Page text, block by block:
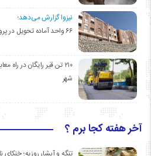
نیزوا گزارش می‌دهد؛
۶۶ واحد آماده تحویل در پروژه۱۳۸ واحدی مهدیشهر
۲۱۰ تن قیر رایگان در
شهر
آخر هفته کجا برم ؟
تنگه و آبشار روزیه؛